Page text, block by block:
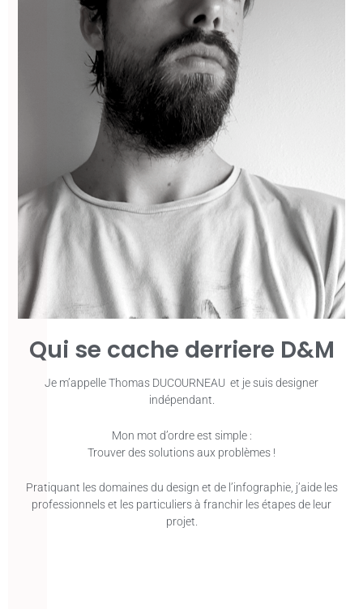
Qui se cache derriere D&M
Je m’appelle Thomas DUCOURNEAU et je suis designer
indépendant.
Mon mot d’ordre est simple :
Trouver des solutions aux problèmes !
Pratiquant les domaines du design et de l’infographie, j’aide les
professionnels et les particuliers à franchir les étapes de leur
projet.